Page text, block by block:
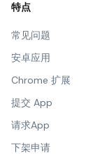
特点
常见问题
安卓应用
Chrome 扩展
提交 App
请求App
下架申请